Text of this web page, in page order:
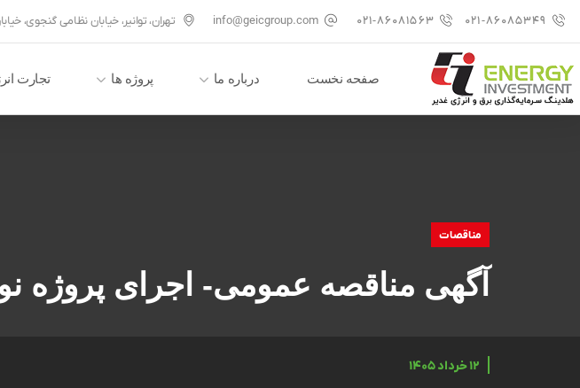
۰۲۱-۸۶۰۸۵۳۴۹ ۰۲۱-۸۶۰۸۱۵۶۳ info@geicgroup.com تهران، توانیر، خیابان نظامی گنجوی،
صفحه نخست درباره ما پروژه ها تجارت
مناقصات
آگهی مناقصه عمومی- اجرای پروژه
۱۲ خرداد ۱۴۰۵